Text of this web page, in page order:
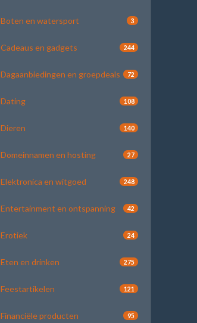
Boten en watersport 3
Cadeaus en gadgets 244
Dagaanbiedingen en groepdeals 72
Dating 108
Dieren 140
Domeinnamen en hosting 27
Elektronica en witgoed 248
Entertainment en ontspanning 42
Erotiek 24
Eten en drinken 275
Feestartikelen 121
Financiële producten 95